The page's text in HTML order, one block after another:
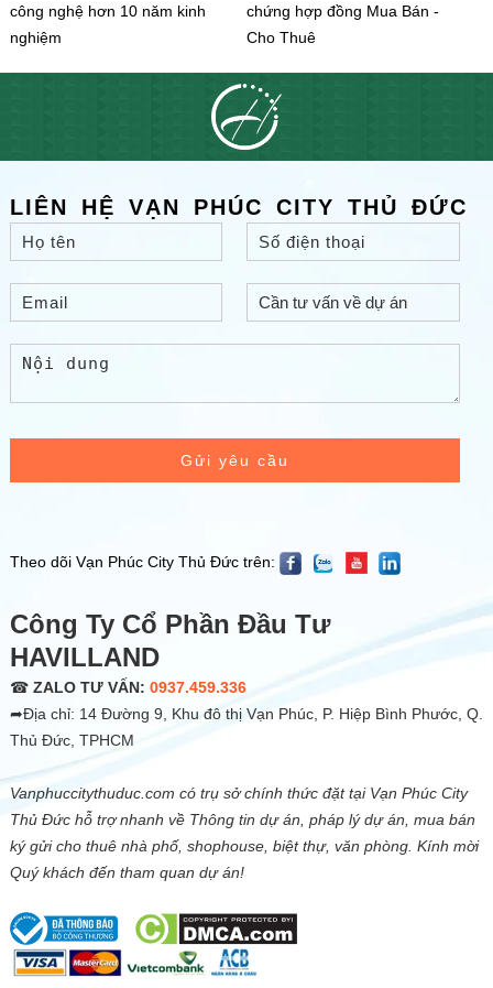
công nghệ hơn 10 năm kinh
nghiệm
chứng hợp đồng Mua Bán -
Cho Thuê
LIÊN HỆ VẠN PHÚC CITY THỦ ĐỨC
Gửi yêu cầu
Theo dõi Vạn Phúc City Thủ Đức trên:
Công Ty Cổ Phần Đầu Tư
HAVILLAND
☎ ZALO TƯ VẤN: 0937.459.336
➦Địa chỉ: 14 Đường 9, Khu đô thị Vạn Phúc, P. Hiệp Bình Phước, Q.
Thủ Đức, TPHCM
Vanphuccitythuduc.com có trụ sở chính thức đặt tại Vạn Phúc City
Thủ Đức hỗ trợ nhanh về Thông tin dự án, pháp lý dự án, mua bán
ký gửi cho thuê nhà phố, shophouse, biệt thự, văn phòng. Kính mời
Quý khách đến tham quan dự án!